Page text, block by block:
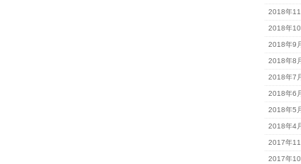
2018年11
2018年10
2018年9
2018年8
2018年7
2018年6
2018年5
2018年4
2017年11
2017年10